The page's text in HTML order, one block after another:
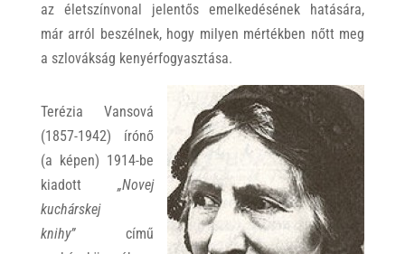
az életszínvonal jelentős emelkedésének hatására,
már arról beszélnek, hogy milyen mértékben nőtt meg
a szlovákság kenyérfogyasztása.
Terézia Vansová
(1857-1942) írónő
(a képen) 1914-be
kiadott„Novej
kuchárskej
knihy”című